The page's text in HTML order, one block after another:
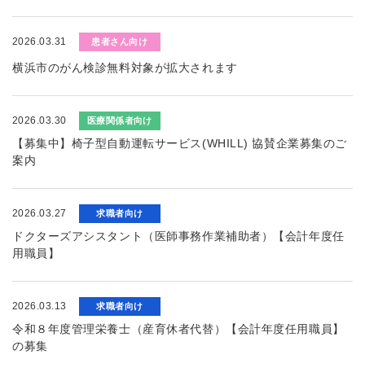
2026.03.31 患者さん向け
横浜市のがん検診無料対象が拡大されます
2026.03.30 医療関係者向け
【募集中】椅子型自動運転サービス(WHILL) 協賛企業募集のご
案内
2026.03.27 求職者向け
ドクターズアシスタント（医師事務作業補助者）【会計年度任
用職員】
2026.03.13 求職者向け
令和８年度管理栄養士（産育休者代替）【会計年度任用職員】
の募集